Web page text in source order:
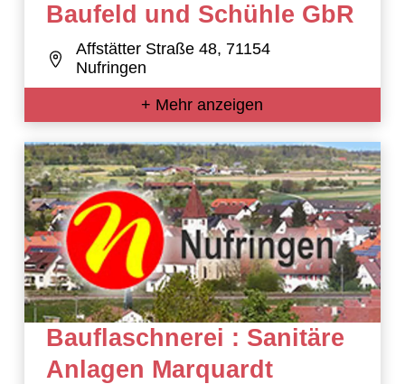
Baufeld und Schühle GbR
Affstätter Straße 48, 71154
Nufringen
+ Mehr anzeigen
Bauflaschnerei : Sanitäre
Anlagen Marquardt